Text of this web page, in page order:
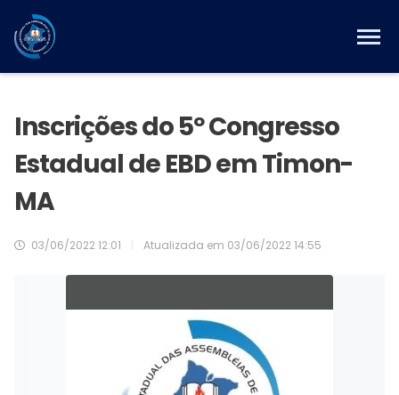
Inscrições do 5º Congresso
Estadual de EBD em Timon-
MA
03/06/2022 12:01 Atualizada em 03/06/2022 14:55